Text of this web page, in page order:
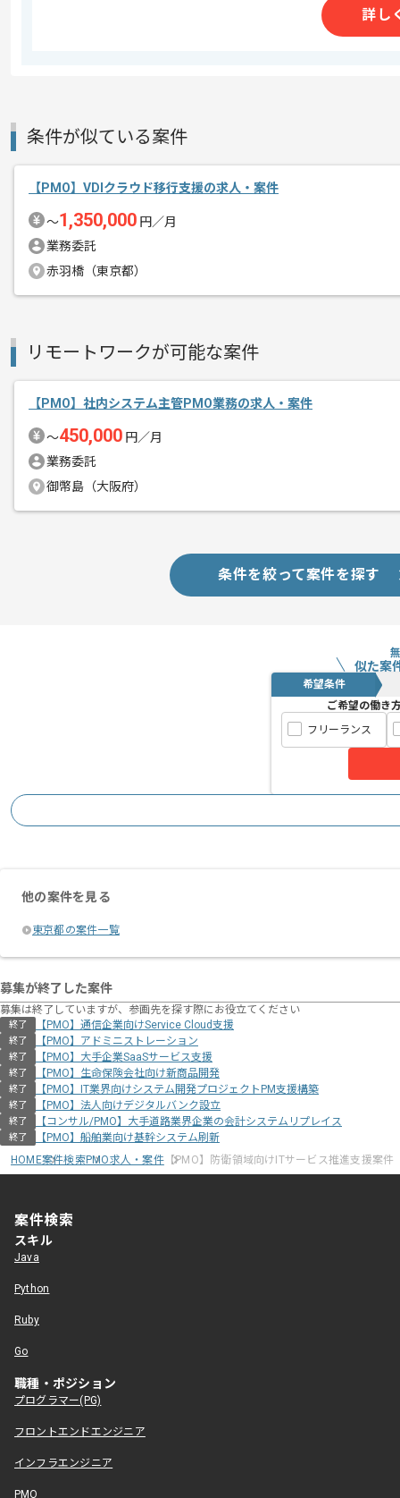
エージェントからのコ を展開している企業でございます。
今回は防衛領域向けITサービス推進支
PMO経験を活かしたい方にお勧めです。
詳し
条件が似ている案件
【PMO】VDIクラウド移行支援の求人・案件
〜1,350,000 円／月
業務委託
赤羽橋（東京都）
リモートワークが可能な案件
【PMO】社内システム主管PMO業務の求人・案件
〜450,000 円／月
業務委託
御幣島（大阪府）
条件を絞って案件を探す
似た案
希望条件
ご希望の働き
フリーランス
他の案件を見る
東京都の案件一覧
募集が終了した案件
募集は終了していますが、参画先を探す際にお役立てください
終了 【PMO】通信企業向けService Cloud支援
終了 【PMO】アドミニストレーション
終了 【PMO】大手企業SaaSサービス支援
終了 【PMO】生命保険会社向け新商品開発
終了 【PMO】IT業界向けシステム開発プロジェクトPM支援構築
終了 【PMO】法人向けデジタルバンク設立
終了 【コンサル/PMO】大手道路業界企業の会計システムリプレイス
終了
【PMO】船舶業向け基幹システム刷新
HOME案件検索PMO求人・案件【PMO】防衛領域向けITサービス推進支援案件
案件検索
スキル
Java
Python
Ruby
Go
職種・ポジション
プログラマー(PG)
フロントエンドエンジニア
インフラエンジニア
PMO